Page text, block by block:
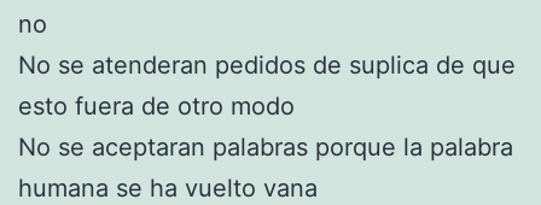
no
No se atenderan pedidos de suplica de que
esto fuera de otro modo
No se aceptaran palabras porque la palabra
humana se ha vuelto vana